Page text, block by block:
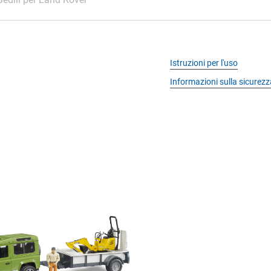
Istruzioni per l'uso
Informazioni sulla